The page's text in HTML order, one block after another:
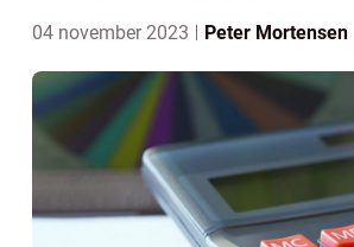
04 november 2023 Peter Mortensen